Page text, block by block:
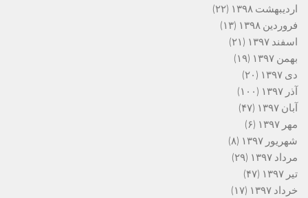
اردیبهشت ۱۳۹۸
(۲۲)
فروردین ۱۳۹۸
(۱۳)
اسفند ۱۳۹۷
(۲۱)
بهمن ۱۳۹۷
(۱۹)
دی ۱۳۹۷
(۲۰)
آذر ۱۳۹۷
(۱۰۰)
آبان ۱۳۹۷
(۴۷)
مهر ۱۳۹۷
(۶)
شهریور ۱۳۹۷
(۸)
مرداد ۱۳۹۷
(۲۹)
تیر ۱۳۹۷
(۴۷)
خرداد ۱۳۹۷
(۱۷)